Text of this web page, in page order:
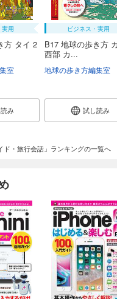
実用
方 タイ 2
室
み
ビジネス・実用
B17 地球の歩き方
西部 カ...
地球の歩き方編集室
試し読み
ド・旅行会話」ランキングの一覧へ